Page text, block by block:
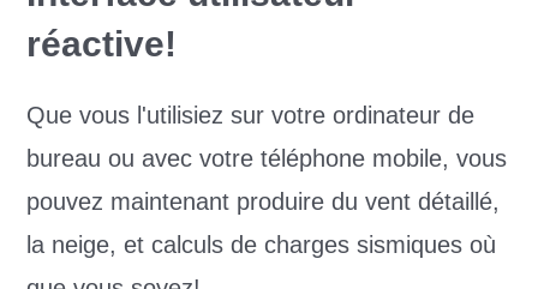
réactive!
Que vous l'utilisiez sur votre ordinateur de
bureau ou avec votre téléphone mobile, vous
pouvez maintenant produire du vent détaillé,
la neige, et calculs de charges sismiques où